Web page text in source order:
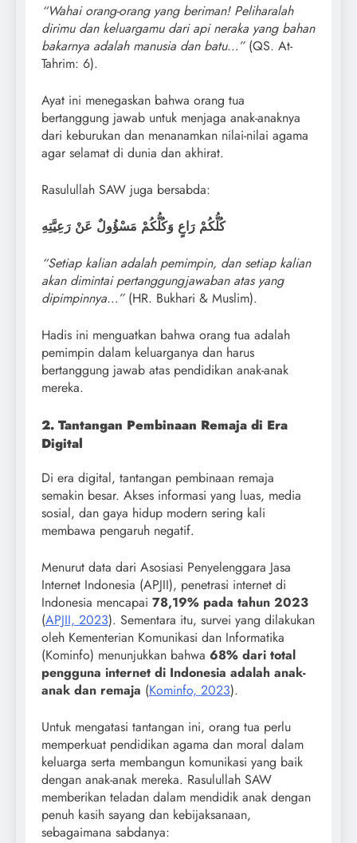
“Wahai orang-orang yang beriman! Peliharalah
dirimu dan keluargamu dari api neraka yang bahan
bakarnya adalah manusia dan batu…”(QS. At-
Tahrim: 6).
Ayat ini menegaskan bahwa orang tua
bertanggung jawab untuk menjaga anak-anaknya
dari keburukan dan menanamkan nilai-nilai agama
agar selamat di dunia dan akhirat.
Rasulullah SAW juga bersabda:
كُلُّكُمْ رَاعٍ وَكُلُّكُمْ مَسْؤُولٌ عَنْ رَعِيَّتِهِ
“Setiap kalian adalah pemimpin, dan setiap kalian
akan dimintai pertanggungjawaban atas yang
dipimpinnya…”(HR. Bukhari & Muslim).
Hadis ini menguatkan bahwa orang tua adalah
pemimpin dalam keluarganya dan harus
bertanggung jawab atas pendidikan anak-anak
mereka.
2. Tantangan Pembinaan Remaja di Era
Digital
Di era digital, tantangan pembinaan remaja
semakin besar. Akses informasi yang luas, media
sosial, dan gaya hidup modern sering kali
membawa pengaruh negatif.
Menurut data dari Asosiasi Penyelenggara Jasa
Internet Indonesia (APJII), penetrasi internet di
Indonesia mencapai 78,19% pada tahun 2023
(APJII, 2023). Sementara itu, survei yang dilakukan
oleh Kementerian Komunikasi dan Informatika
(Kominfo) menunjukkan bahwa 68% dari total
pengguna internet di Indonesia adalah anak-
anak dan remaja (Kominfo, 2023).
Untuk mengatasi tantangan ini, orang tua perlu
memperkuat pendidikan agama dan moral dalam
keluarga serta membangun komunikasi yang baik
dengan anak-anak mereka. Rasulullah SAW
memberikan teladan dalam mendidik anak dengan
penuh kasih sayang dan kebijaksanaan,
sebagaimana sabdanya: